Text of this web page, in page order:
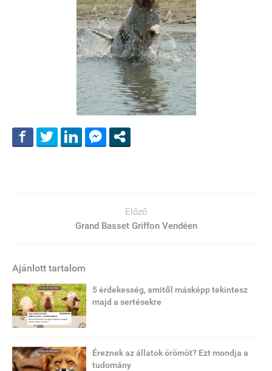
Előző
Grand Basset Griffon Vendéen
Ajánlott tartalom
5 érdekesség, amitől másképp tekintesz
majd a sertésekre
Éreznek az állatok örömöt? Ezt mondja a
tudomány